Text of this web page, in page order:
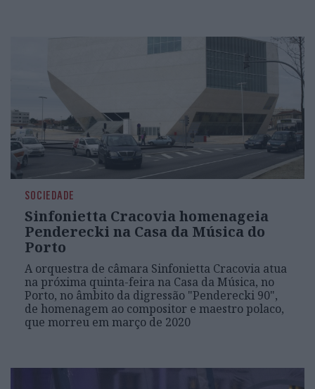
SOCIEDADE
Sinfonietta Cracovia homenageia
Penderecki na Casa da Música do
Porto
A orquestra de câmara Sinfonietta Cracovia atua
na próxima quinta-feira na Casa da Música, no
Porto, no âmbito da digressão "Penderecki 90",
de homenagem ao compositor e maestro polaco,
que morreu em março de 2020